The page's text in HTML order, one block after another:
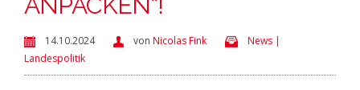
14.10.2024 von Nicolas Fink
News |
Landespolitik